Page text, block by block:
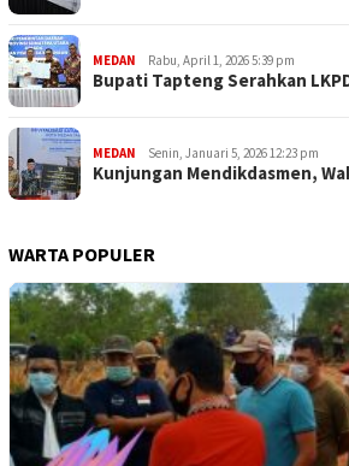
MEDAN Rabu, April 1, 2026 5:39 pm
Bupati Tapteng Serahkan
MEDAN Senin, Januari 5, 2026 12:23 pm
Kunjungan Mendikdasmen,
WARTA POPULER